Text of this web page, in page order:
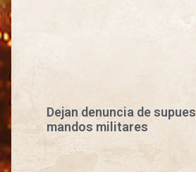
Dejan denuncia de
mandos militares